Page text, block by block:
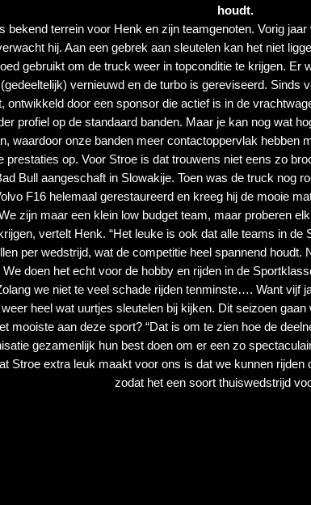
houdt.
bekend terrein voor Henk en zijn teamgenoten. Vorig
hij. Aan een gebrek aan sleutelen kan het niet
gebruikt om de truck weer in topconditie te krijgen. Er
vernieuwd en de turbo is gereviseerd. Sinds
ontwikkeld door een sponsor die actief is in de
profiel op de standaard banden. Maar je kan nog wat
waardoor onze banden meer contactoppervlak hebben
prestaties op. Voor Stroe is dat trouwens niet eens zo
Bull aangeschaft in Slowakije. Toen was de truck nog
F16 helemaal gerestaureerd en kreeg hij de mooie
zijn maar een klein low budget team, maar proberen
vertelt Henk. “Het leuke is ook dat alle teams in
per wedstrijd, wat de competitie heel spannend houdt.
doen het echt voor de hobby en rijden in de
we niet te veel schade rijden tenminste…. Want vijf
heel wat uurtjes sleutelen bij kijken. Dit seizoen
mooiste aan deze sport? “Dat is om te zien hoe de
gezamenlijk hun best doen om er een zo
Stroe extra leuk maakt voor ons is dat we kunnen rijden
zodat het een soort thuiswedstrijd